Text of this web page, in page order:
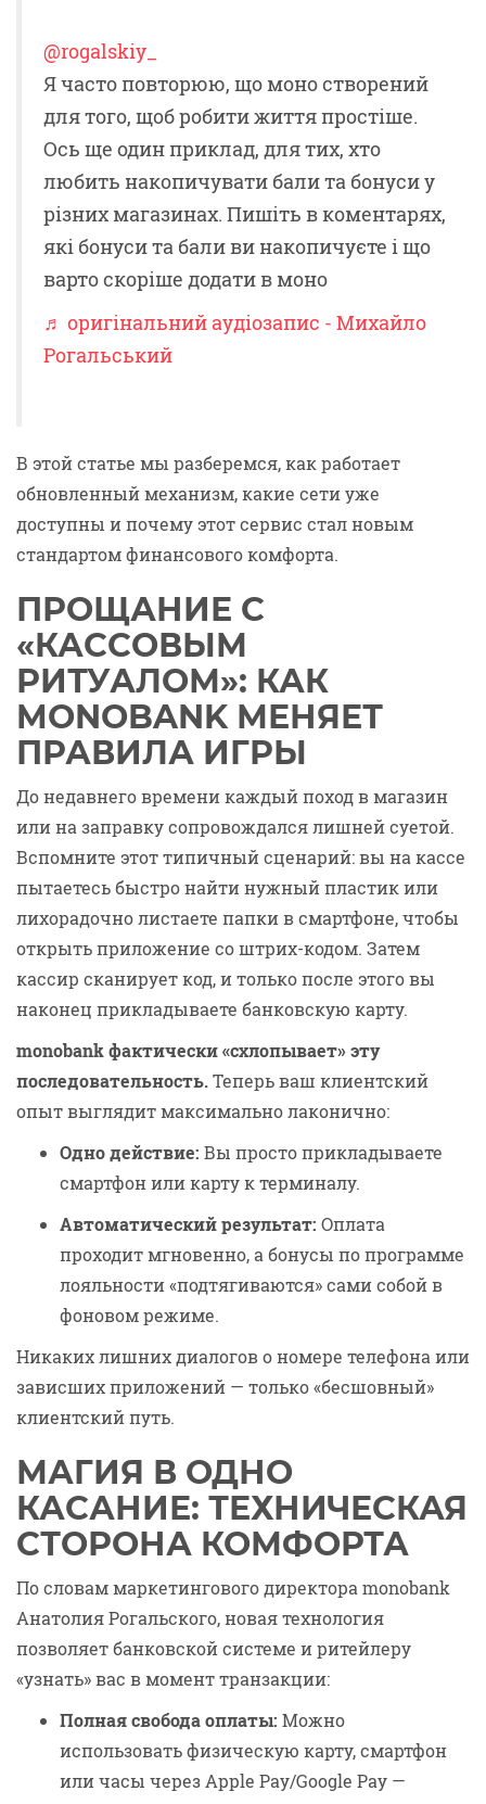
@rogalskiy_
Я часто повторюю, що моно створений
для того, щоб робити життя простіше.
Ось ще один приклад, для тих, хто
любить накопичувати бали та бонуси у
різних магазинах. Пишіть в коментарях,
які бонуси та бали ви накопичуєте і що
варто скоріше додати в моно
♬ оригінальний аудіозапис - Михайло
Рогальський
В этой статье мы разберемся, как работает
обновленный механизм, какие сети уже
доступны и почему этот сервис стал новым
стандартом финансового комфорта.
ПРОЩАНИЕ С
«КАССОВЫМ
РИТУАЛОМ»: КАК
MONOBANK МЕНЯЕТ
ПРАВИЛА ИГРЫ
До недавнего времени каждый поход в магазин
или на заправку сопровождался лишней суетой.
Вспомните этот типичный сценарий: вы на кассе
пытаетесь быстро найти нужный пластик или
лихорадочно листаете папки в смартфоне, чтобы
открыть приложение со штрих-кодом. Затем
кассир сканирует код, и только после этого вы
наконец прикладываете банковскую карту.
monobank фактически «схлопывает» эту
последовательность.Теперь ваш клиентский
опыт выглядит максимально лаконично:
Одно действие: Вы просто прикладываете
смартфон или карту к терминалу.
Автоматический результат: Оплата
проходит мгновенно, а бонусы по программе
лояльности «подтягиваются» сами собой в
фоновом режиме.
Никаких лишних диалогов о номере телефона или
зависших приложений — только «бесшовный»
клиентский путь.
МАГИЯ В ОДНО
КАСАНИЕ: ТЕХНИЧЕСКАЯ
СТОРОНА КОМФОРТА
По словам маркетингового директора monobank
Анатолия Рогальского, новая технология
позволяет банковской системе и ритейлеру
«узнать» вас в момент транзакции:
Полная свобода оплаты: Можно
использовать физическую карту, смартфон
или часы через Apple Pay/Google Pay —